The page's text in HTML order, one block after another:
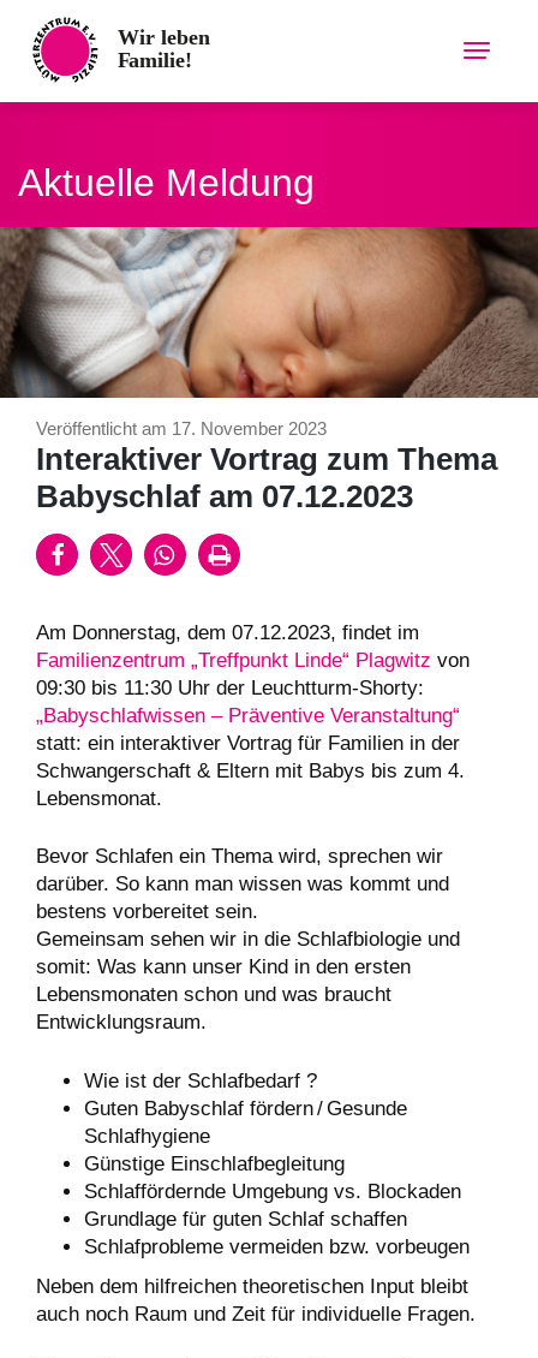
content
Aktuelle Meldung
Veröffentlicht am 17. November 2023
Interaktiver Vortrag zum Thema
Babyschlaf am 07.12.2023
Am Donnerstag, dem 07.12.2023, findet im
Familienzentrum „Treffpunkt Linde“ Plagwitz von
09:30 bis 11:30 Uhr der Leuchtturm-Shorty:
„Babyschlafwissen – Präventive Veranstaltung“
statt: ein interaktiver Vortrag für Familien in der
Schwangerschaft & Eltern mit Babys bis zum 4.
Lebensmonat.
Bevor Schlafen ein Thema wird, sprechen wir
darüber. So kann man wissen was kommt und
bestens vorbereitet sein.
Gemeinsam sehen wir in die Schlafbiologie und
somit: Was kann unser Kind in den ersten
Lebensmonaten schon und was braucht
Entwicklungsraum.
Wie ist der Schlafbedarf ?
Guten Babyschlaf fördern / Gesunde
Schlafhygiene
Günstige Einschlafbegleitung
Schlaffördernde Umgebung vs. Blockaden
Grundlage für guten Schlaf schaffen
Schlafprobleme vermeiden bzw. vorbeugen
Neben dem hilfreichen theoretischen Input bleibt
auch noch Raum und Zeit für individuelle Fragen.